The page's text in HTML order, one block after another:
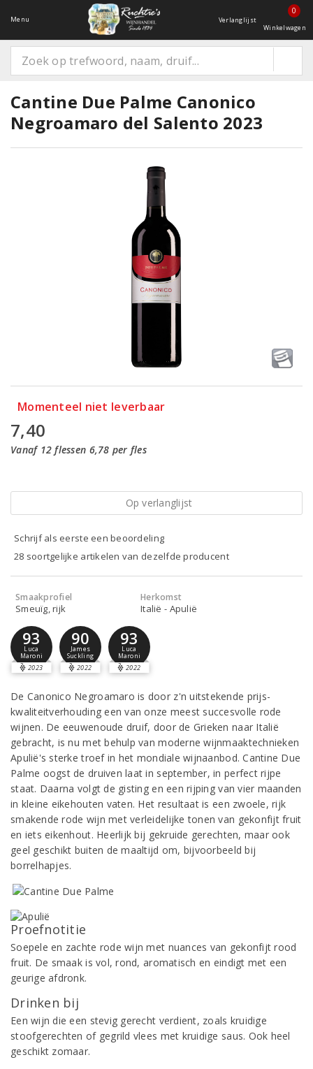
Menu Verlanglijst
0
Winkelwagen
Cantine Due Palme Canonico
Negroamaro del Salento 2023
Momenteel niet leverbaar
7,40
Vanaf 12 flessen 6,78 per fles
Op verlanglijst
Schrijf als eerste een beoordeling
28 soortgelijke artikelen van dezelfde producent
Smaakprofiel
Smeuïg, rijk
Herkomst
Italië - Apulië
93
Luca
Maroni
2023
90
James
Suckling
2022
93
Luca
Maroni
2022
De Canonico Negroamaro is door z'n uitstekende prijs-
kwaliteitverhouding een van onze meest succesvolle rode
wijnen. De eeuwenoude druif, door de Grieken naar Italië
gebracht, is nu met behulp van moderne wijnmaaktechnieken
Apulië's sterke troef in het mondiale wijnaanbod. Cantine Due
Palme oogst de druiven laat in september, in perfect rijpe
staat. Daarna volgt de gisting en een rijping van vier maanden
in kleine eikehouten vaten. Het resultaat is een zwoele, rijk
smakende rode wijn met verleidelijke tonen van gekonfijt fruit
en iets eikenhout. Heerlijk bij gekruide gerechten, maar ook
geel geschikt buiten de maaltijd om, bijvoorbeeld bij
borrelhapjes.
Proefnotitie
Soepele en zachte rode wijn met nuances van gekonfijt rood
fruit. De smaak is vol, rond, aromatisch en eindigt met een
geurige afdronk.
Drinken bij
Een wijn die een stevig gerecht verdient, zoals kruidige
stoofgerechten of gegrild vlees met kruidige saus. Ook heel
geschikt zomaar.